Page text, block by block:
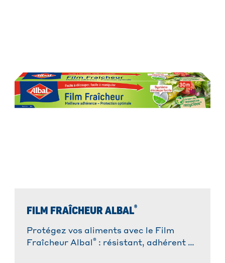
FILM FRAÎCHEUR ALBAL®
Protégez vos aliments avec le Film
Fraîcheur Albal ® : résistant, adhérent et